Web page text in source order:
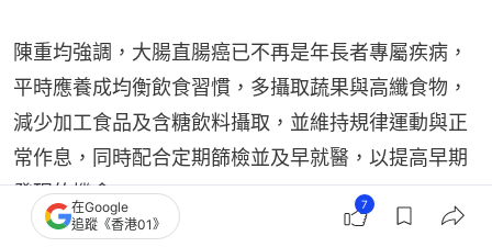
陳重均強調，大腸直腸癌已不再是年長者專屬疾病，
平時應養成均衡飲食習慣，多攝取蔬果與高纖食物，
減少加工食品及含糖飲料攝取，並維持規律運動與正
常作息，同時配合定期篩檢並及早就醫，以提高早期
發現的機會。
在Google
追蹤《香港01》
7